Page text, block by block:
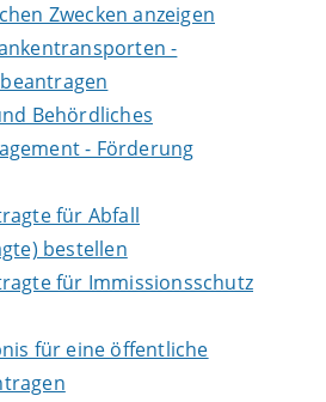
Zwecken anzeigen
-
Behördliches
- Förderung
für Abfall
bestellen
für Immissionsschutz
für eine öffentliche